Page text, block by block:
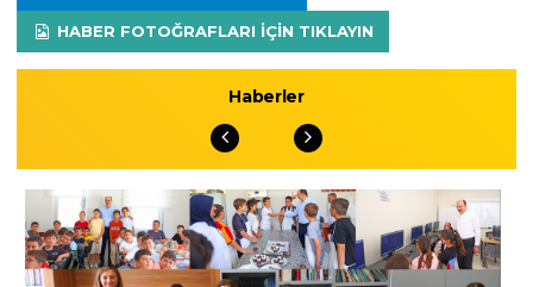
HABER FOTOĞRAFLARI IÇIN TIKLAYIN
Haberler